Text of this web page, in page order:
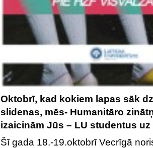
Oktobrī, kad kokiem lapas sāk
slidenas, mēs- Humanitāro
izaicinām Jūs – LU studentus
Šī gada 18.-19.oktobrī Vecrīgā